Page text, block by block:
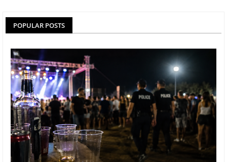
POPULAR POSTS